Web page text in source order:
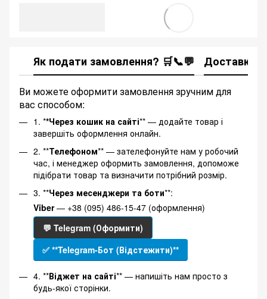
Як подати замовлення? 🛒📞💬 Доставка
Ви можете оформити замовлення зручним для
вас способом:
1. **Через кошик на сайті** — додайте товар і
завершіть оформлення онлайн.
2. **Телефоном** — зателефонуйте нам у робочий
час, і менеджер оформить замовлення, допоможе
підібрати товар та визначити потрібний розмір.
3. **Через месенджери та боти**:
Viber— +38 (095) 486-15-47 (оформлення)
💬 Telegram (Оформити)
✅ **Telegram-Бот (Відстежити)**
4. **Віджет на сайті** — напишіть нам просто з
будь-якої сторінки.